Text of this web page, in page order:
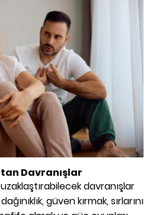
Davranışlar
davranışlar
güven kırmak, sırlarını